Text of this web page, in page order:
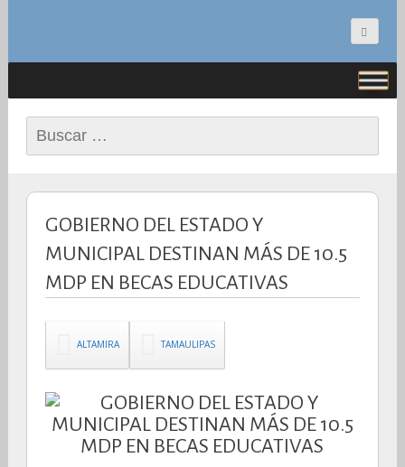
CONCEPTO NOTICIAS
Buscar:
GOBIERNO DEL ESTADO Y
MUNICIPAL DESTINAN MÁS DE 10.5
MDP EN BECAS EDUCATIVAS
ALTAMIRA TAMAULIPAS